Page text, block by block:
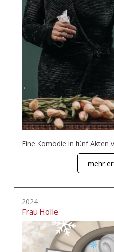
Eine Komödie in fünf Akten
mehr
2024
Frau Holle